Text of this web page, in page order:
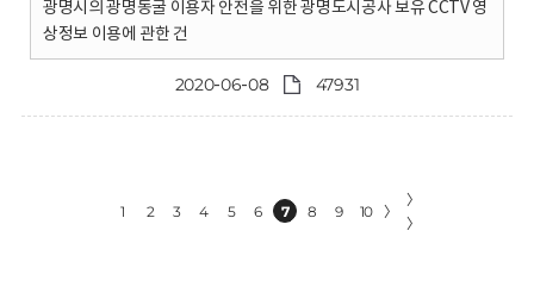
광명시의 광명동굴 이용자 안전을 위한 광명도시공사 보유 CCTV 영
상정보 이용에 관한 건
2020-06-08 47931
1 2 3 4 5 6 7 8 9 10 〉
〉
〉